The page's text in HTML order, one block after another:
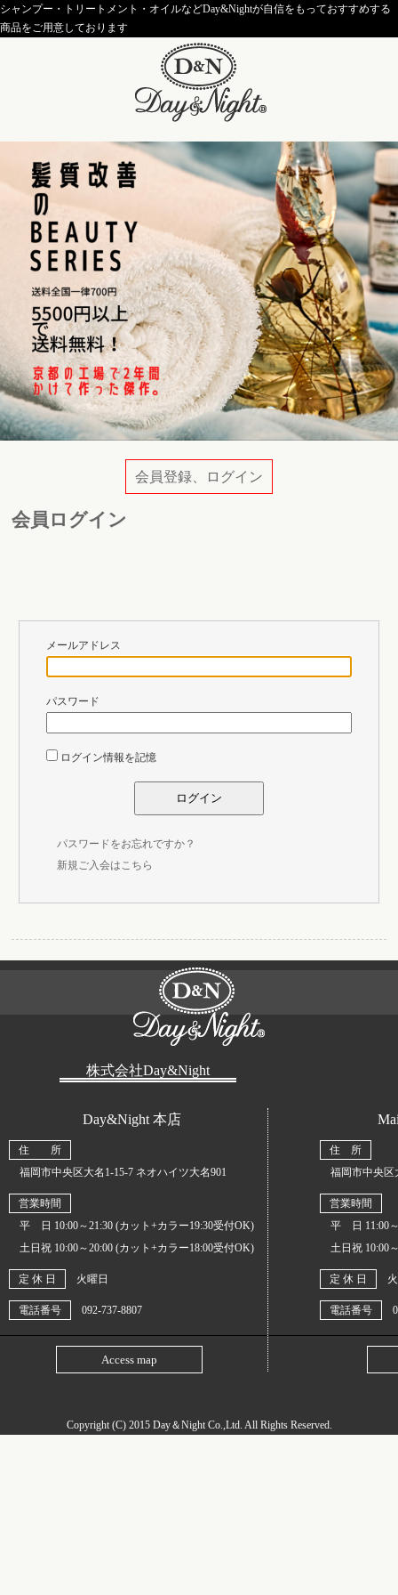
シャンプー・トリートメント・オイルなどDay&Nightが自信をもっておすすめする
商品をご用意しております
会員登録、ログイン
会員ログイン
メールアドレス
パスワード
ログイン情報を記憶
パスワードをお忘れですか？
新規ご入会はこちら
株式会社Day&Night
Day&Night 本店
住 所
福岡市中央区大名1-15-7 ネオハイツ大名901
営業時間
平 日 10:00～21:30 (カット+カラー19:30受付OK)
土日祝 10:00～20:00 (カット+カラー18:00受付OK)
定 休 日 火曜日
電話番号 092-737-8807
Access map
住 所
福岡市中央区
営業時間
平 日 11:00～
土日祝 10:00
定 休 日 火
電話番号
Copyright (C) 2015 Day＆Night Co.,Ltd. All Rights Reserved.